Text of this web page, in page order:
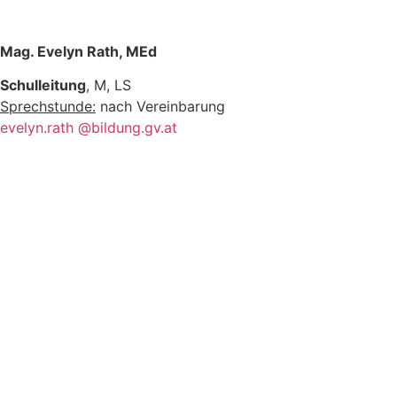
Mag. Evelyn Rath, MEd
Schulleitung, M, LS
Sprechstunde: nach Vereinbarung
evelyn.rath @bildung.gv.at